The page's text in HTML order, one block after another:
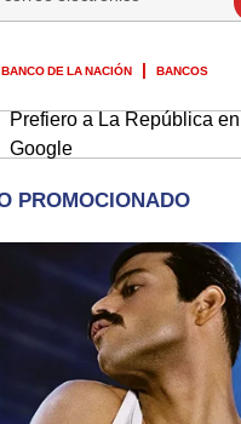
BANCO DE LA NACIÓN BANCOS
Prefiero a La República en
Google